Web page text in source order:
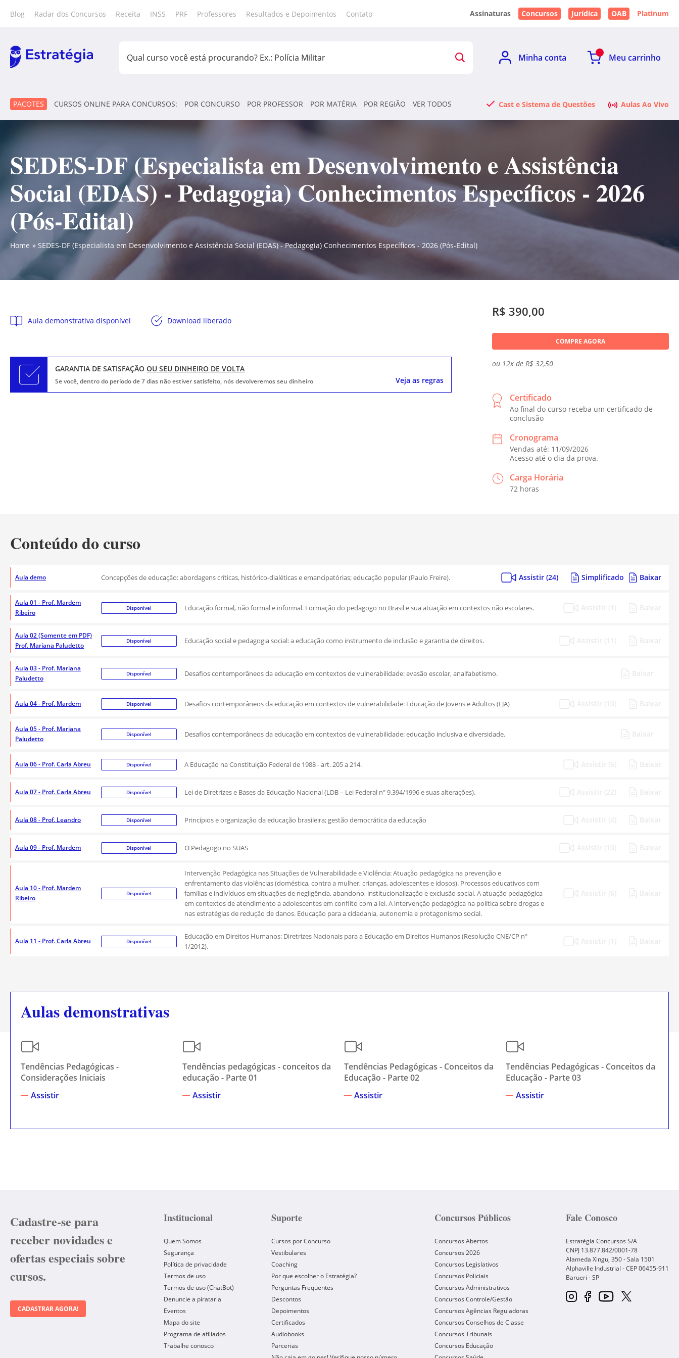
Blog Radar dos Concursos Receita INSS PRF Professores Resultados e Depoimentos Contato Assinaturas Concursos Jurídica OAB Platinum
Minha conta Meu carrinho
PACOTES CURSOS ONLINE PARA CONCURSOS: POR CONCURSO POR PROFESSOR POR MATÉRIA POR REGIÃO VER TODOS Cast e Sistema de Questões Aulas Ao Vivo
SEDES-DF (Especialista em Desenvolvimento e Assistência
Social (EDAS) - Pedagogia) Conhecimentos Específicos - 2026
(Pós-Edital)
Home SEDES-DF (Especialista em Desenvolvimento e Assistência Social (EDAS) - Pedagogia) Conhecimentos Específicos - 2026 (Pós-Edital)
Aula demonstrativa disponível Download liberado
GARANTIA DE SATISFAÇÃOOU SEU DINHEIRO DE VOLTA
Se você, dentro do período de 7 dias não estiver satisfeito, nós devolveremos seu dinheiro Veja as regras
R$ 390,00
COMPRE AGORA
ou 12x de R$ 32,50
Certificado
Ao final do curso receba um certificado de
conclusão
Cronograma
Vendas até: 11/09/2026
Acesso até o dia da prova.
Carga Horária
72 horas
Conteúdo do curso
Aula demo Concepções de educação: abordagens críticas, histórico-dialéticas e emancipatórias; educação popular (Paulo Freire). Assistir (24) Simplificado Baixar
Aula 01 - Prof. Mardem
Ribeiro
Disponível Educação formal, não formal e informal. Formação do pedagogo no Brasil e sua atuação em contextos não escolares.
Aula 02 (Somente em PDF)
Prof. Mariana Paludetto
Disponível Educação social e pedagogia social: a educação como instrumento de inclusão e garantia de direitos.
Aula 03 - Prof. Mariana
Paludetto
Disponível Desafios contemporâneos da educação em contextos de vulnerabilidade: evasão escolar, analfabetismo.
Aula 04 - Prof. Mardem Disponível Desafios contemporâneos da educação em contextos de vulnerabilidade: Educação de Jovens e Adultos (EJA)
Aula 05 - Prof. Mariana
Paludetto
Disponível Desafios contemporâneos da educação em contextos de vulnerabilidade: educação inclusiva e diversidade.
Aula 06 - Prof. Carla Abreu Disponível A Educação na Constituição Federal de 1988 - art. 205 a 214.
Aula 07 - Prof. Carla Abreu Disponível Lei de Diretrizes e Bases da Educação Nacional (LDB – Lei Federal nº 9.394/1996 e suas alterações).
Aula 08 - Prof. Leandro Disponível Princípios e organização da educação brasileira; gestão democrática da educação
Aula 09 - Prof. Mardem Disponível O Pedagogo no SUAS
Aula 10 - Prof. Mardem
Ribeiro
Disponível
Intervenção Pedagógica nas Situações de Vulnerabilidade e Violência: Atuação pedagógica na prevenção e
enfrentamento das violências (doméstica, contra a mulher, crianças, adolescentes e idosos). Processos educativos com
famílias e indivíduos em situações de negligência, abandono, institucionalização e exclusão social. A atuação pedagógica
em contextos de atendimento a adolescentes em conflito com a lei. A intervenção pedagógica na política sobre drogas e
nas estratégias de redução de danos. Educação para a cidadania, autonomia e protagonismo social.
Aula 11 - Prof. Carla Abreu Disponível
Educação em Direitos Humanos: Diretrizes Nacionais para a Educação em Direitos Humanos (Resolução CNE/CP nº
1/2012).
Aulas demonstrativas
Tendências Pedagógicas -
Considerações Iniciais
Assistir
Tendências pedagógicas - conceitos da
educação - Parte 01
Assistir
Tendências Pedagógicas - Conceitos da
Educação - Parte 02
Assistir
Tendências Pedagógicas - Conceitos da
Educação - Parte 03
Assistir
Cadastre-se para
receber novidades e
ofertas especiais sobre
cursos.
CADASTRAR AGORA!
Institucional
Quem Somos
Segurança
Política de privacidade
Termos de uso
Termos de uso (ChatBot)
Denuncie a pirataria
Eventos
Mapa do site
Programa de afiliados
Trabalhe conosco
Suporte
Cursos por Concurso
Vestibulares
Coaching
Por que escolher o Estratégia?
Perguntas Frequentes
Descontos
Depoimentos
Certificados
Audiobooks
Parcerias
Concursos Públicos
Concursos Abertos
Concursos 2026
Concursos Legislativos
Concursos Policiais
Concursos Administrativos
Concursos Controle/Gestão
Concursos Agências Reguladoras
Concursos Conselhos de Classe
Concursos Tribunais
Concursos Educação
Fale Conosco
Estratégia Concursos S/A
CNPJ 13.877.842/0001-78
Alameda Xingu, 350 - Sala 1501
Alphaville Industrial - CEP06455-911
Barueri -SP